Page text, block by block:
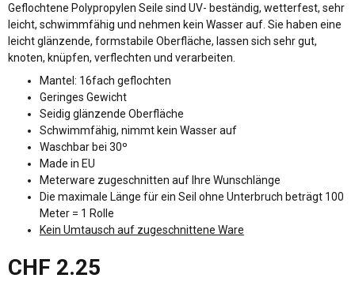
Geflochtene Polypropylen Seile sind UV- beständig, wetterfest, sehr
leicht, schwimmfähig und nehmen kein Wasser auf. Sie haben eine
leicht glänzende, formstabile Oberfläche, lassen sich sehr gut,
knoten, knüpfen, verflechten und verarbeiten.
Mantel: 16fach geflochten
Geringes Gewicht
Seidig glänzende Oberfläche
Schwimmfähig, nimmt kein Wasser auf
Waschbar bei 30º
Made in EU
Meterware zugeschnitten auf Ihre Wunschlänge
Die maximale Länge für ein Seil ohne Unterbruch beträgt 100
Meter = 1 Rolle
Kein Umtausch auf zugeschnittene Ware
CHF 2.25